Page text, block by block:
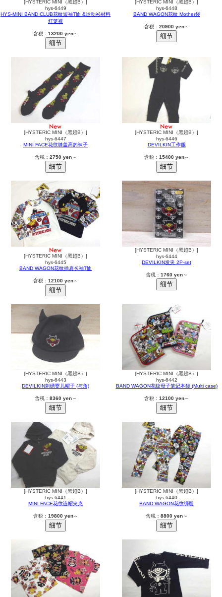
[HYSTERIC MINI（黑超B）]
hys-6449
HYS-MINI BAND CLUB花纹短袖T恤 &运动衫材料
灯笼裤
含税： 13200 yen～
[HYSTERIC MINI（黑超B）]
hys-6448
BAND WAGON花纹 Mother袋
含税： 20900 yen～
[HYSTERIC MINI（黑超B）]
hys-6447
MINI FACE花纹膝盖高的袜子
含税： 2750 yen～
[HYSTERIC MINI（黑超B）]
hys-6446
DEVILKIN工作服
含税： 15400 yen～
[HYSTERIC MINI（黑超B）]
hys-6445
BAND WAGON花纹插肩长袖T恤
含税： 12100 yen～
[HYSTERIC MINI（黑超B）]
hys-6444
DEVILKIN发夹 2P-set
含税： 1760 yen～
[HYSTERIC MINI（黑超B）]
hys-6443
DEVILKIN刺绣婴儿帽子 (与角)
含税： 8360 yen～
[HYSTERIC MINI（黑超B）]
hys-6442
BAND WAGON花纹母子笔记本袋 (Multi case)
含税： 12100 yen～
[HYSTERIC MINI（黑超B）]
hys-6441
MINI FACE花纹连帽夹克
含税： 19800 yen～
[HYSTERIC MINI（黑超B）]
hys-6440
BAND WAGON花纹绑腿
含税： 8800 yen～